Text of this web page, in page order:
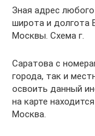
Зная адрес
широта и долгота
Москвы. Схема г.
Саратова с
города, так и
освоить данный
на карте
Москва.